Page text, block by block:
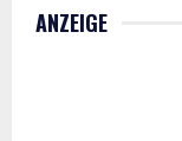
ANZEIGE